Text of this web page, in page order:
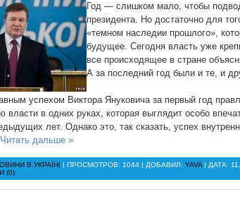
Год — слишком мало, чтобы
президента. Но достаточно для
«темном наследии прошлого»,
будущее. Сегодня власть уже
все происходящее в стране
А за последний год были и те, и
успехом Виктора Януковича за первый год
власти в одних руках, которая выглядит особо
лет. Однако это, так сказать, успех
Читать дальше »
В УКРАЇНІ | ПРОСМОТРОВ: 1044 | ДОБАВИЛ: YAVA | ДАТА:
(0)